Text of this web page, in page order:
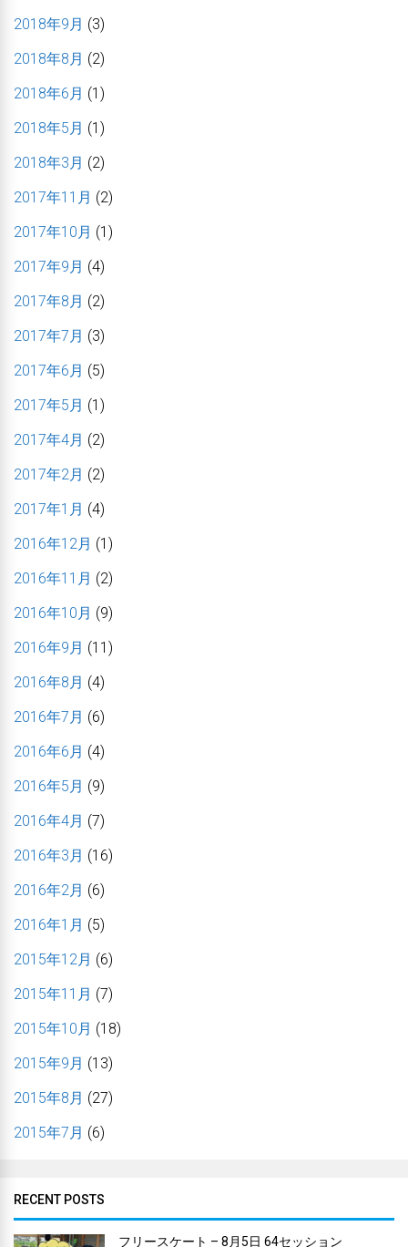
2018年9月 (3)
2018年8月 (2)
2018年6月 (1)
2018年5月 (1)
2018年3月 (2)
2017年11月 (2)
2017年10月 (1)
2017年9月 (4)
2017年8月 (2)
2017年7月 (3)
2017年6月 (5)
2017年5月 (1)
2017年4月 (2)
2017年2月 (2)
2017年1月 (4)
2016年12月 (1)
2016年11月 (2)
2016年10月 (9)
2016年9月 (11)
2016年8月 (4)
2016年7月 (6)
2016年6月 (4)
2016年5月 (9)
2016年4月 (7)
2016年3月 (16)
2016年2月 (6)
2016年1月 (5)
2015年12月 (6)
2015年11月 (7)
2015年10月 (18)
2015年9月 (13)
2015年8月 (27)
2015年7月 (6)
RECENT POSTS
フリースケート – 8月5日 64セッション